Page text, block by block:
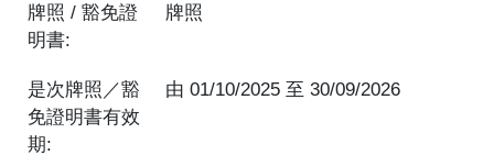
牌照 / 豁免證
明書:
牌照
是次牌照／豁
免證明書有效
期:
由01/10/2025 至30/09/2026